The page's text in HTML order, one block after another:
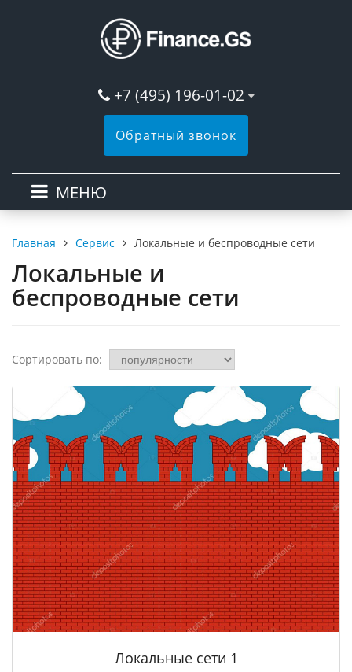
+7 (495) 196-01-02
Обратный звонок
МЕНЮ
Главная Сервис Локальные и беспроводные сети
Локальные и
беспроводные сети
Сортировать по:
Локальные сети 1